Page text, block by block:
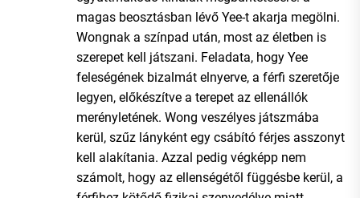
magas beosztásban lévő Yee-t akarja megölni.
Wongnak a színpad után, most az életben is
szerepet kell játszani. Feladata, hogy Yee
feleségének bizalmát elnyerve, a férfi szeretője
legyen, előkészítve a terepet az ellenállók
merényletének. Wong veszélyes játszmába
kerül, szűz lányként egy csábító férjes asszonyt
kell alakítania. Azzal pedig végképp nem
számolt, hogy az ellenségétől függésbe kerül, a